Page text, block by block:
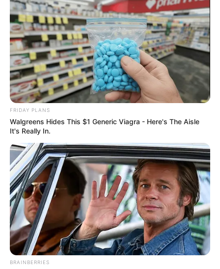
NT Επιμέλεια
Συντακτική Ομάδα
Δημοσίευση
10/09/2025, 23:21 · 11:21 ΜΜ
Τελευταία ενημέρωση
10/09/2025, 23:21 · 11:21 ΜΜ
Ελλάδα
Κοινοποίησε άρθρο
FRIDAY PLANS
Walgreens Hides This $1 Generic Viagra - Here's The Aisle
It's Really In.
BRAINBERRIES